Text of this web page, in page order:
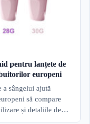
pentru lanțete de
europeni
a sângelui ajută
să compare
și detaliile de…